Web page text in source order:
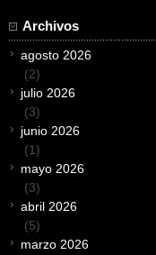
Archivos
agosto 2026
(2)
julio 2026
(3)
junio 2026
(1)
mayo 2026
(3)
abril 2026
(5)
marzo 2026